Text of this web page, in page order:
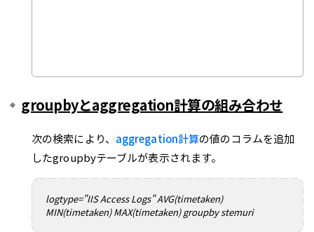
groupbyとaggregation計算の組み合わせ
次の検索により、 aggregation計算の値のコラムを追加
したgroupbyテーブルが表示されます。
logtype="IIS Access Logs" AVG(timetaken)
MIN(timetaken) MAX(timetaken) groupby stemuri